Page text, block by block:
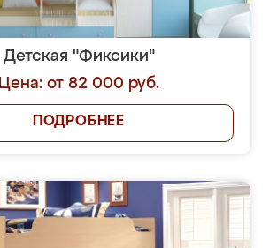
Детская "Фиксики"
Цена: от 82 000 руб.
ПОДРОБНЕЕ